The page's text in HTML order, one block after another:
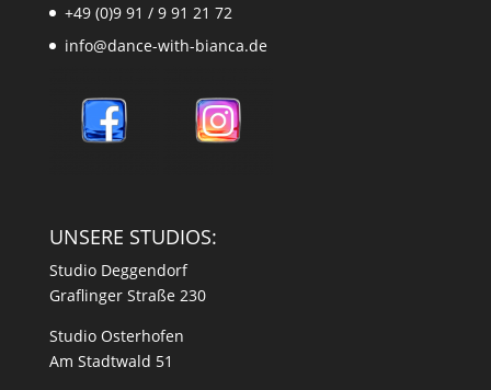
+49 (0)9 91 / 9 91 21 72
info@dance-with-bianca.de
UNSERE STUDIOS:
Studio Deggendorf
Graflinger Straße 230
Studio Osterhofen
Am Stadtwald 51